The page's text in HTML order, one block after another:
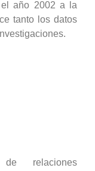
el año 2002 a la
tanto los datos
relaciones